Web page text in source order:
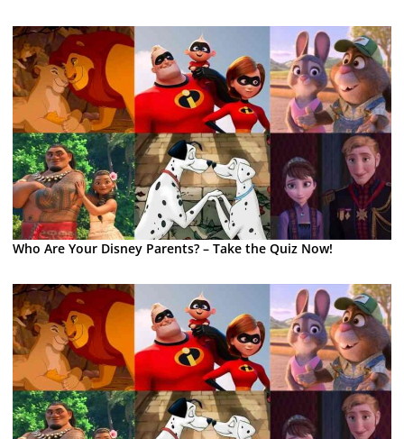
Who Are Your Disney Parents? – Take the Quiz Now!